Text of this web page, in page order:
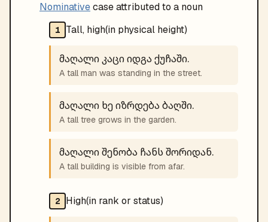
Nominativecase attributed to a noun
1 Tall, high(in physical height)
მაღალი კაცი იდგა ქუჩაში.
A tall man was standing in the street.
მაღალი ხე იზრდება ბაღში.
A tall tree grows in the garden.
მაღალი შენობა ჩანს შორიდან.
A tall building is visible from afar.
2 High(in rank or status)